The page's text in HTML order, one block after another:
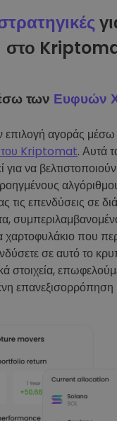
στο
των Ευφυών
επιλογή αγοράς
του Kriptomat. Αυτά
για να
τις επενδύσεις σε
χαρτοφυλάκιο που
σε αυτό το
στοιχεία,
επανεξισορρόπηση